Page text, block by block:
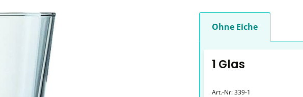
Ohne Eiche
1 Glas
Art.-Nr:339-1